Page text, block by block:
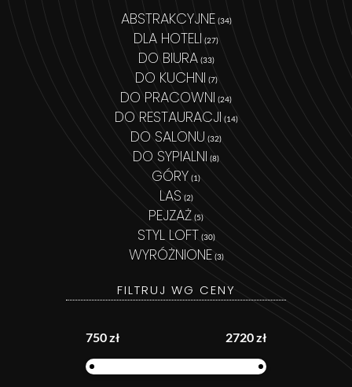
ABSTRAKCYJNE (34)
DLA HOTELI (27)
DO BIURA (33)
DO KUCHNI (7)
DO PRACOWNI (24)
DO RESTAURACJI (14)
DO SALONU (32)
DO SYPIALNI (8)
GÓRY (1)
LAS (2)
PEJZAŻ (5)
STYL LOFT (30)
WYRÓŻNIONE (3)
FILTRUJ WG CENY
750 zł 2720 zł